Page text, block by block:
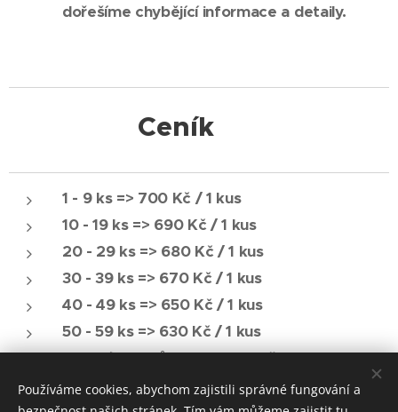
dořešíme chybějící informace a detaily.
Ceník
1 - 9 ks => 700 Kč / 1 kus
10 - 19 ks => 690 Kč / 1 kus
20 - 29 ks => 680 Kč / 1 kus
30 - 39 ks => 670 Kč / 1 kus
40 - 49 ks => 650 Kč / 1 kus
50 - 59 ks => 630 Kč / 1 kus
60 a více kusů => po domluvě
Používáme cookies, abychom zajistili správné fungování a